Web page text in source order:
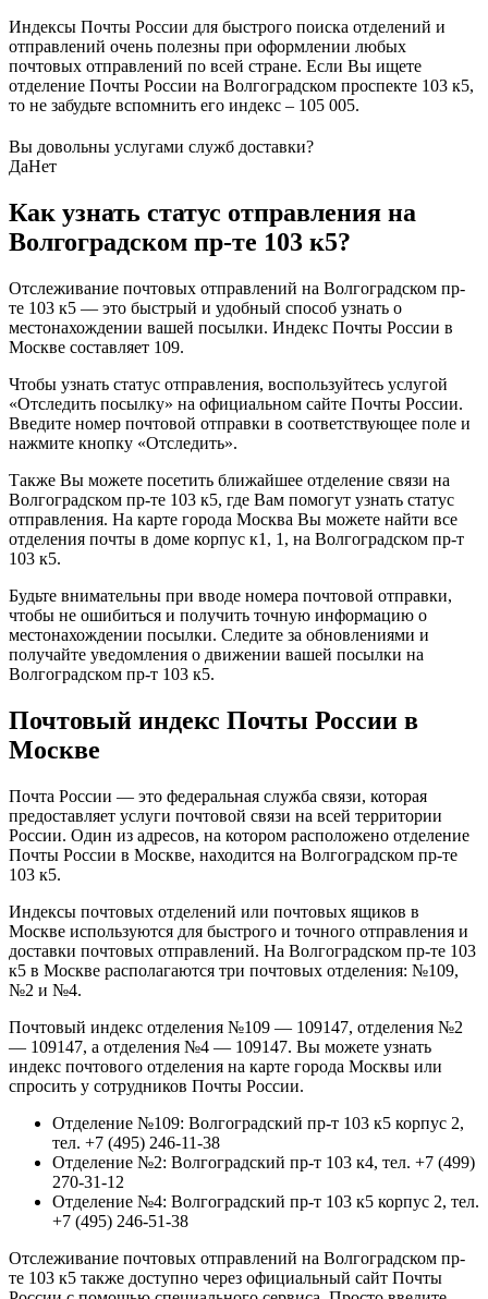
Индексы Почты России для быстрого поиска отделений и
отправлений очень полезны при оформлении любых
почтовых отправлений по всей стране. Если Вы ищете
отделение Почты России на Волгоградском проспекте 103 к5,
то не забудьте вспомнить его индекс – 105 005.
Вы довольны услугами служб доставки?
ДаНет
Как узнать статус отправления на
Волгоградском пр-те 103 к5?
Отслеживание почтовых отправлений на Волгоградском пр-
те 103 к5 — это быстрый и удобный способ узнать о
местонахождении вашей посылки. Индекс Почты России в
Москве составляет 109.
Чтобы узнать статус отправления, воспользуйтесь услугой
«Отследить посылку» на официальном сайте Почты России.
Введите номер почтовой отправки в соответствующее поле и
нажмите кнопку «Отследить».
Также Вы можете посетить ближайшее отделение связи на
Волгоградском пр-те 103 к5, где Вам помогут узнать статус
отправления. На карте города Москва Вы можете найти все
отделения почты в доме корпус к1, 1, на Волгоградском пр-т
103 к5.
Будьте внимательны при вводе номера почтовой отправки,
чтобы не ошибиться и получить точную информацию о
местонахождении посылки. Следите за обновлениями и
получайте уведомления о движении вашей посылки на
Волгоградском пр-т 103 к5.
Почтовый индекс Почты России в
Москве
Почта России — это федеральная служба связи, которая
предоставляет услуги почтовой связи на всей территории
России. Один из адресов, на котором расположено отделение
Почты России в Москве, находится на Волгоградском пр-те
103 к5.
Индексы почтовых отделений или почтовых ящиков в
Москве используются для быстрого и точного отправления и
доставки почтовых отправлений. На Волгоградском пр-те 103
к5 в Москве располагаются три почтовых отделения: №109,
№2 и №4.
Почтовый индекс отделения №109 — 109147, отделения №2
— 109147, а отделения №4 — 109147. Вы можете узнать
индекс почтового отделения на карте города Москвы или
спросить у сотрудников Почты России.
Отделение №109: Волгоградский пр-т 103 к5 корпус 2,
тел. +7 (495) 246-11-38
Отделение №2: Волгоградский пр-т 103 к4, тел. +7 (499)
270-31-12
Отделение №4: Волгоградский пр-т 103 к5 корпус 2, тел.
+7 (495) 246-51-38
Отслеживание почтовых отправлений на Волгоградском пр-
те 103 к5 также доступно через официальный сайт Почты